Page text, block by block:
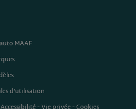
MAAF
d’utilisation
Accessibilité -Vie privée -Cookies